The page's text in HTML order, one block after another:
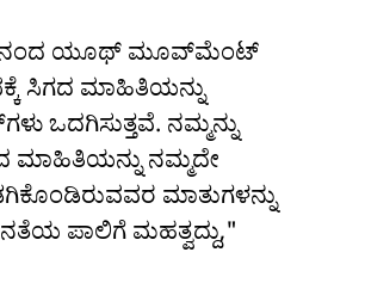
ಯೂಥ್ ಮೂವ್‌ಮೆಂಟ್‌
ಸಿಗದ ಮಾಹಿತಿಯನ್ನು
ಒದಗಿಸುತ್ತವೆ. ನಮ್ಮನ್ನು
ನಮ್ಮದೇ
ಮಾತುಗಳನ್ನು
ಪಾಲಿಗೆ ಮಹತ್ವದ್ದು,"